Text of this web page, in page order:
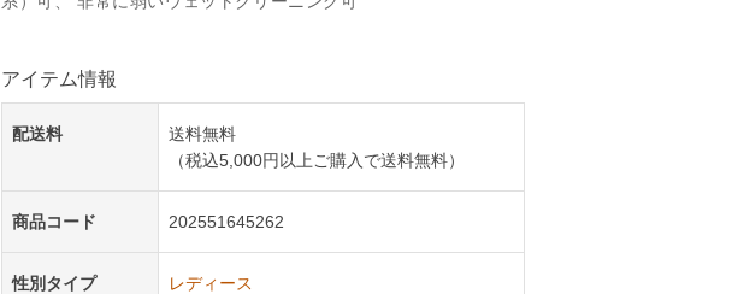
アイテム情報
配送料
送料無料
（税込5,000円以上ご購入で送料無料）
商品コード 202551645262
性別タイプ レディース